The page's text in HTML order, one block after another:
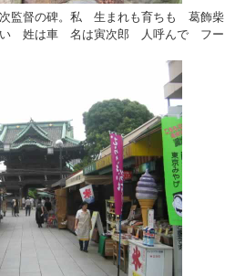
次監督の碑。私 生まれも育ちも 葛飾柴
い 姓は車 名は寅次郎 人呼んで フー